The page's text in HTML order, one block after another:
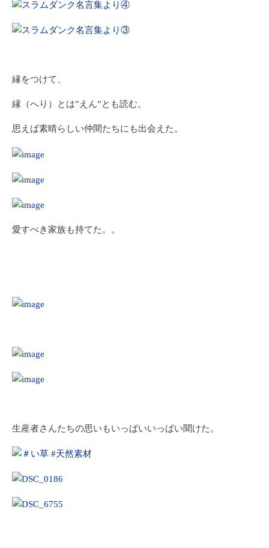
縁をつけて、
縁（へり）とは”えん”とも読む。
思えば素晴らしい仲間たちにも出会えた。
愛すべき家族も持てた。。
生産者さんたちの思いもいっぱいいっぱい聞けた。